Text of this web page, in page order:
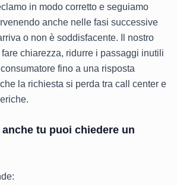
in modo corretto e seguiamo
anche nelle fasi successive
o non è soddisfacente. Il nostro
chiarezza, ridurre i passaggi inutili
fino a una risposta
la richiesta si perda tra call center e
tu puoi chiedere un